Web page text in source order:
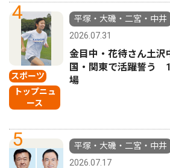
4
スポーツ
トップニュ
ース
平塚・大磯・二宮・中井
2026.07.31
金目中・花待さん土
国・関東で活躍誓う
場
5
平塚・大磯・二宮・中井
2026.07.17